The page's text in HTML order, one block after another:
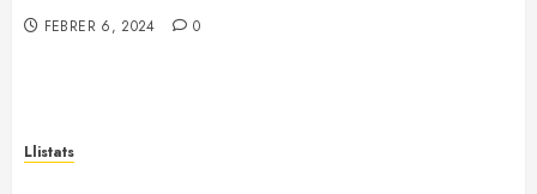
FEBRER 6, 2024 0
Llistats